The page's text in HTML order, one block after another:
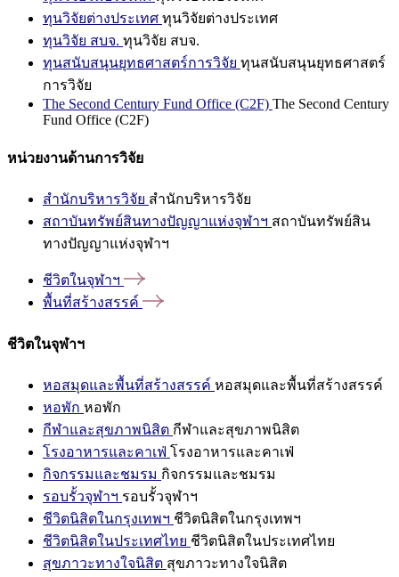
ทุนวิจัยต่างประเทศ ทุนวิจัยต่างประเทศ
ทุนวิจัย สบจ. ทุนวิจัย สบจ.
ทุนสนับสนุนยุทธศาสตร์การวิจัย ทุนสนับสนุนยุทธศาสตร์
การวิจัย
The Second Century Fund Office (C2F) The Second Century
Fund Office (C2F)
หน่วยงานด้านการวิจัย
สำนักบริหารวิจัย สำนักบริหารวิจัย
สถาบันทรัพย์สินทางปัญญาแห่งจุฬาฯ สถาบันทรัพย์สิน
ทางปัญญาแห่งจุฬาฯ
ชีวิตในจุฬาฯ
พื้นที่สร้างสรรค์
ชีวิตในจุฬาฯ
หอสมุดและพื้นที่สร้างสรรค์ หอสมุดและพื้นที่สร้างสรรค์
หอพัก หอพัก
กีฬาและสุขภาพนิสิต กีฬาและสุขภาพนิสิต
โรงอาหารและคาเฟ่ โรงอาหารและคาเฟ่
กิจกรรมและชมรม กิจกรรมและชมรม
รอบรั้วจุฬาฯ รอบรั้วจุฬาฯ
ชีวิตนิสิตในกรุงเทพฯ ชีวิตนิสิตในกรุงเทพฯ
ชีวิตนิสิตในประเทศไทย ชีวิตนิสิตในประเทศไทย
สุขภาวะทางใจนิสิต สุขภาวะทางใจนิสิต